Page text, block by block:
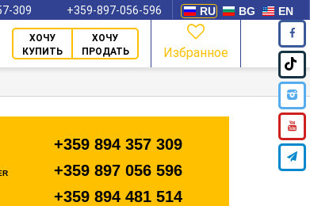
RU BG EN
309 +359-897-056-596
ХОЧУ
КУПИТЬ
ХОЧУ
ПРОДАТЬ
Избранное
+359 894 357 309
+359 897 056 596
+359 894 481 514